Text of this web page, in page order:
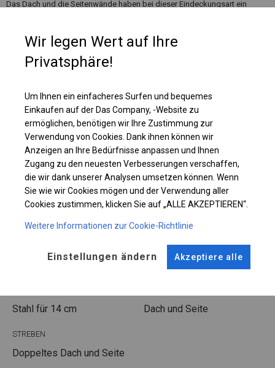
Das Dach und die Seitenwände haben bei dieser Eindeckungsart ein
Garagenzelten als auch in Langzeitlagerzelten verwendet werden.
Plane ändern
KONSTRUKTION
POLAR PLUS
ANSCHLÜSSE
fi 54 mm
Stahl für 14 cm Dach und Seite
STREBEN
Doppeltes Dach und Seite
Wir legen Wert auf Ihre
Privatsphäre!
Um Ihnen ein einfacheres Surfen und bequemes
Einkaufen auf der Das Company, -Website zu
ermöglichen, benötigen wir Ihre Zustimmung zur
Verwendung von Cookies. Dank ihnen können wir
Anzeigen an Ihre Bedürfnisse anpassen und Ihnen
Zugang zu den neuesten Verbesserungen verschaffen,
die wir dank unserer Analysen umsetzen können. Wenn
Sie wie wir Cookies mögen und der Verwendung aller
Cookies zustimmen, klicken Sie auf „ALLE AKZEPTIEREN“.
Weitere Informationen zur Cookie-Richtlinie
Einstellungen ändern Akzeptiere alle